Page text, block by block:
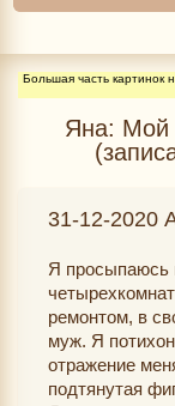
Большая часть картинок
Яна: Мой
31-12-2020
Я просыпаюсь
ремонтом, в
муж. Я
отражение
подтянутая